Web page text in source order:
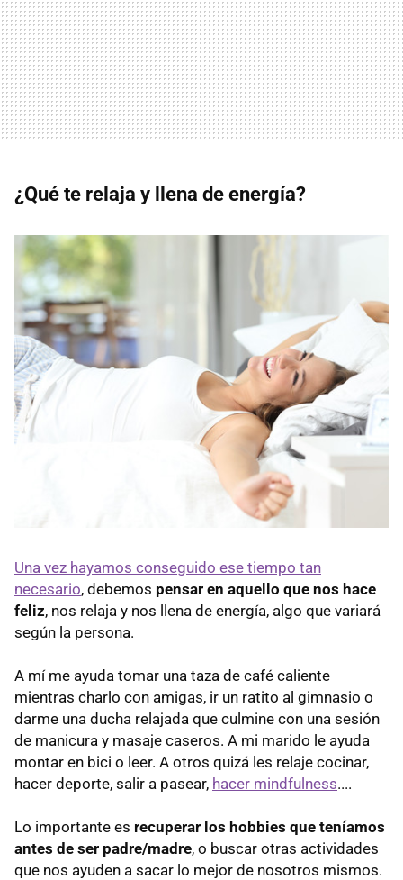
¿Qué te relaja y llena de energía?
Una vez hayamos conseguido ese tiempo tan
necesario, debemos pensar en aquello que nos hace
feliz, nos relaja y nos llena de energía, algo que variará
según la persona.
A mí me ayuda tomar una taza de café caliente
mientras charlo con amigas, ir un ratito al gimnasio o
darme una ducha relajada que culmine con una sesión
de manicura y masaje caseros. A mi marido le ayuda
montar en bici o leer. A otros quizá les relaje cocinar,
hacer deporte, salir a pasear, hacer mindfulness....
Lo importante es recuperar los hobbies que teníamos
antes de ser padre/madre, o buscar otras actividades
que nos ayuden a sacar lo mejor de nosotros mismos.